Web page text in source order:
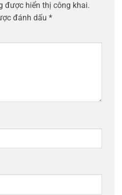
được hiển thị công khai.
đánh dấu *